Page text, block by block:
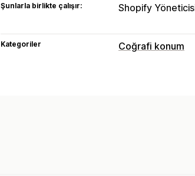
Şunlarla birlikte çalışır: Shopify
Kategoriler Coğrafi konum